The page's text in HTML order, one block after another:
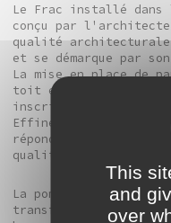
Le Frac installé
conçu par l'architecte
qualité architecturale
et se démarque par
La mise en place de
toit et l’installation
inscrivent le bâtiment
Effinergie » (Bâtiment
répondant ainsi à la
qualité
La pompe à chaleur :
transfert de l’énergie
This
and
over